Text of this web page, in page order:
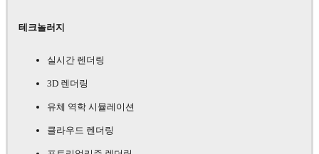
테크놀러지
실시간 렌더링
3D 렌더링
유체 역학 시뮬레이션
클라우드 렌더링